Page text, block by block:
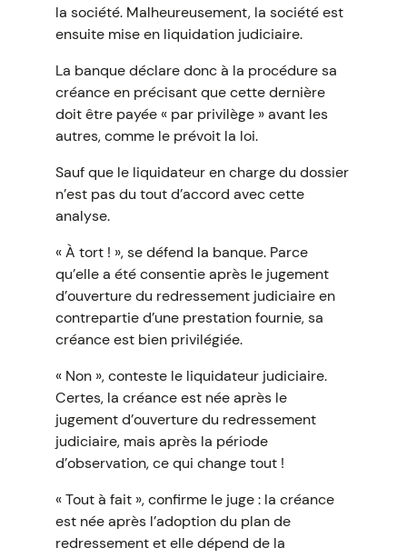
la société. Malheureusement, la société est
ensuite mise en liquidation judiciaire.
La banque déclare donc à la procédure sa
créance en précisant que cette dernière
doit être payée « par privilège » avant les
autres, comme le prévoit la loi.
Sauf que le liquidateur en charge du dossier
n’est pas du tout d’accord avec cette
analyse.
« À tort ! », se défend la banque. Parce
qu’elle a été consentie après le jugement
d’ouverture du redressement judiciaire en
contrepartie d’une prestation fournie, sa
créance est bien privilégiée.
« Non », conteste le liquidateur judiciaire.
Certes, la créance est née après le
jugement d’ouverture du redressement
judiciaire, mais après la période
d’observation, ce qui change tout !
« Tout à fait », confirme le juge : la créance
est née après l’adoption du plan de
redressement et elle dépend de la